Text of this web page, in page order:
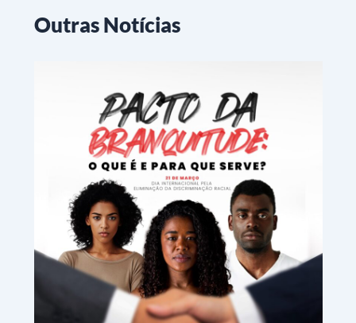
Outras Notícias